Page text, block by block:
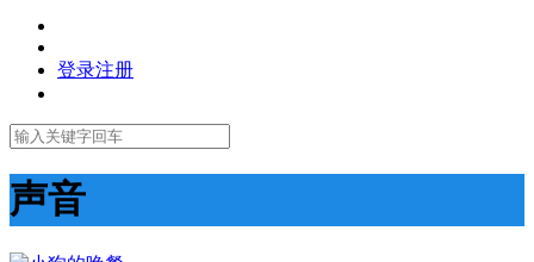
登录注册
声音